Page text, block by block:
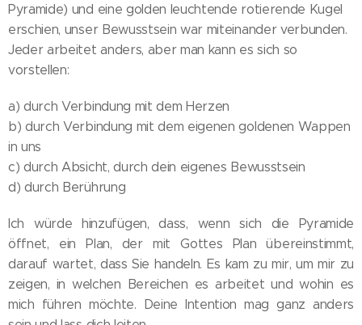
Pyramide) und eine golden leuchtende rotierende Kugel
erschien, unser Bewusstsein war miteinander verbunden.
Jeder arbeitet anders, aber man kann es sich so
vorstellen:
a) durch Verbindung mit dem Herzen
b) durch Verbindung mit dem eigenen goldenen Wappen
in uns
c) durch Absicht, durch dein eigenes Bewusstsein
d) durch Berührung
Ich würde hinzufügen, dass, wenn sich die Pyramide
öffnet, ein Plan, der mit Gottes Plan übereinstimmt,
darauf wartet, dass Sie handeln. Es kam zu mir, um mir zu
zeigen, in welchen Bereichen es arbeitet und wohin es
mich führen möchte. Deine Intention mag ganz anders